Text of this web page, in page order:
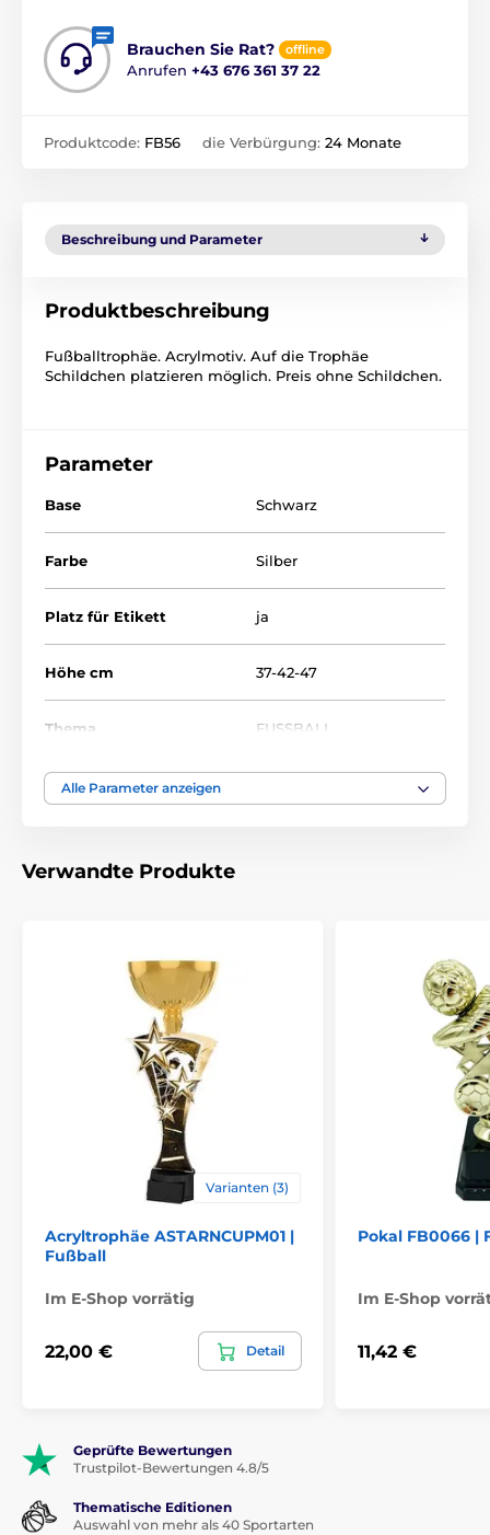
Brauchen Sie Rat? offline
Anrufen +43 676 361 37 22
Produktcode: FB56 die Verbürgung: 24 Monate
Beschreibung und Parameter
Produktbeschreibung
Fußballtrophäe. Acrylmotiv. Auf die Trophäe
Schildchen platzieren möglich. Preis ohne Schildchen.
Parameter
Base Schwarz
Farbe Silber
Platz für Etikett ja
Höhe cm 37-42-47
Thema FUSSBALL
Bedruckung des
Emblems
Alle Parameter anzeigen
Verwandte Produkte
Varianten (3)
Acryltrophäe ASTARNCUPM01 |
Fußball
Im E-Shop vorrätig
22,00 € Detail
Pokal FB0066 |
Im E-Shop
11,42 €
Geprüfte Bewertungen
Trustpilot-Bewertungen 4.8/5
Thematische Editionen
Auswahl von mehr als 40 Sportarten